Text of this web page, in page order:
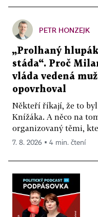
PETR HONZEJK
„Prolhaný
stáda“. Proč
vláda vedená
opovrhoval
Někteří říkají, že to
Knížáka. A něco na
organizovaný těmi,
7. 8. 2026 ▪ 4 min. čtení